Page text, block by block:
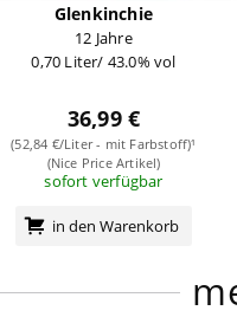
Glenkinchie
12 Jahre
0,70 Liter/ 43.0% vol
36,99 €
(52,84 €/Liter - mit Farbstoff)¹
(Nice Price Artikel)
sofort verfügbar
in den Warenkorb